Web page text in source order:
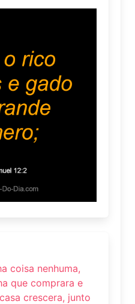
coisa nenhuma,
que comprara e
crescera, junto